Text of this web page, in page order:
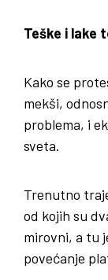
Teške i lake
Kako se
mekši,
problema, i
sveta.
Trenutno
od kojih su
mirovni, a tu
povećanje